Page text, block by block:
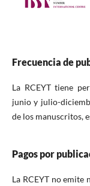
Frecuencia de
La RCEYT tiene
junio y julio-
de los manuscritos,
Pagos por
La RCEYT no